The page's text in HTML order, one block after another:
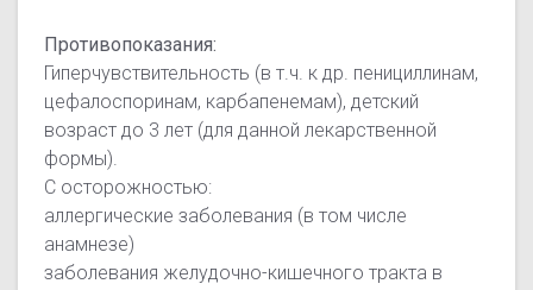
Противопоказания:
Гиперчувствительность (в т.ч. к др. пенициллинам,
цефалоспоринам, карбапенемам), детский
возраст до 3 лет (для данной лекарственной
формы).
С осторожностью:
аллергические заболевания (в том числе
анамнезе)
заболевания желудочно-кишечного тракта в